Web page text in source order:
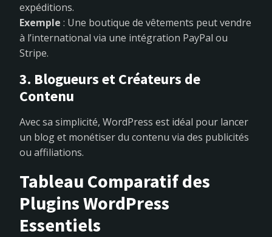
expéditions.
Exemple : Une boutique de vêtements peut vendre
à l’international via une intégration PayPal ou
Stripe.
3. Blogueurs et Créateurs de
Contenu
Avec sa simplicité, WordPress est idéal pour lancer
un blog et monétiser du contenu via des publicités
ou affiliations.
Tableau Comparatif des
Plugins WordPress
Essentiels